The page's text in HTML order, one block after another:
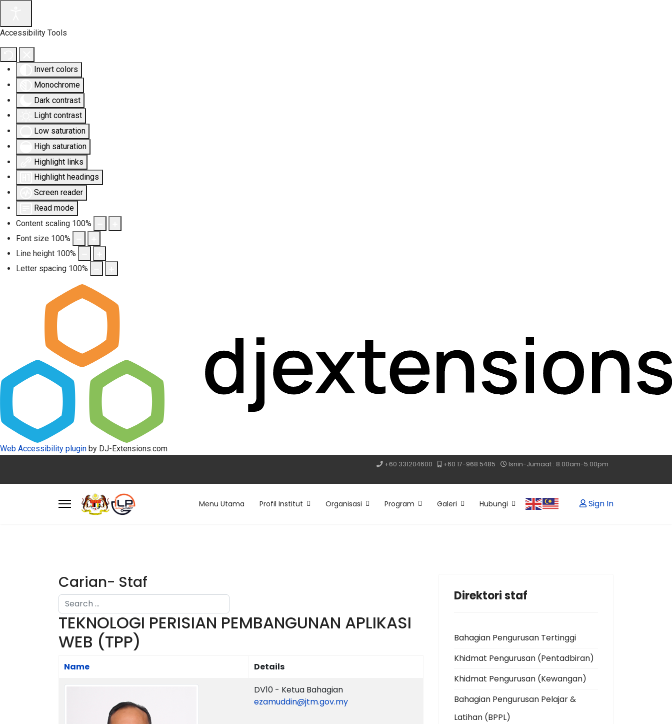
Accessibility Tools
Invert colors
Monochrome
Dark contrast
Light contrast
Low saturation
High saturation
Highlight links
Highlight headings
Screen reader
Read mode
Content scaling 100%
Font size 100%
Line height 100%
Letter spacing 100%
Web Accessibility plugin by DJ-Extensions.com
+60 331204600 +60 17-968 5485 Isnin-Jumaat : 8.00am-5.00pm
Menu Utama Profil Institut Organisasi Program Galeri Hubungi Sign In
Carian- Staf
Search
Type 2 or more characters for results.
TEKNOLOGI PERISIAN PEMBANGUNAN APLIKASI
WEB (TPP)
Contacts,
Name Details
DV10 - Ketua Bahagian
ezamuddin@jtm.gov.my
Direktori staf
Bahagian Pengurusan Tertinggi
Khidmat Pengurusan (Pentadbiran)
Khidmat Pengurusan (Kewangan)
Bahagian Pengurusan Pelajar &
Latihan (BPPL)